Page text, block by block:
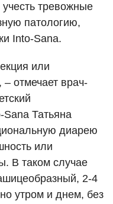
тревожные
патологию,
Into-Sana.
или
отмечает врач-
Sana Татьяна
диарею
или
В таком случае
2-4
утром и днем, без